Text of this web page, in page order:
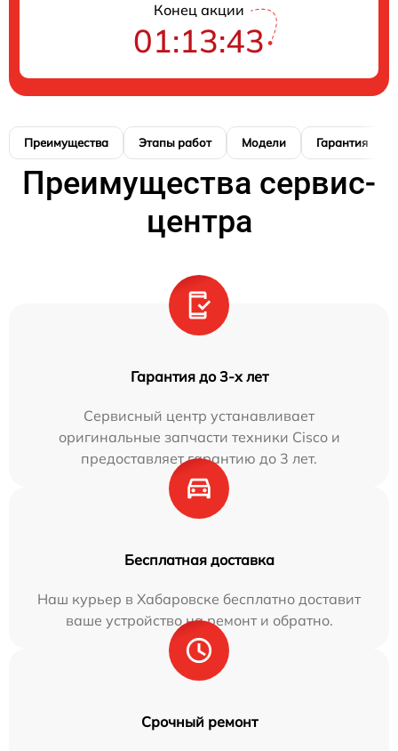
Конец акции
01:13:42
Преимущества Этапы работ Модели Гарантия
Преимущества сервис-
центра
Гарантия до 3-х лет
Сервисный центр устанавливает
оригинальные запчасти техники Cisco и
предоставляет гарантию до 3 лет.
Бесплатная доставка
Наш курьер в Хабаровске бесплатно доставит
ваше устройство на ремонт и обратно.
Срочный ремонт